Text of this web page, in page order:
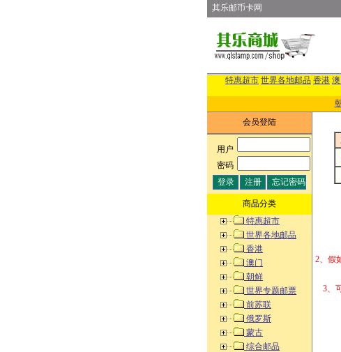
其乐邮币卡网
特惠超市 世界各地邮品 香港
会员登陆
用户:
密码:
商品分类
特惠超市
世界各地邮品
香港
澳门
朝鲜
世界专题邮票
前苏联
俄罗斯
蒙古
综合邮品
2
3